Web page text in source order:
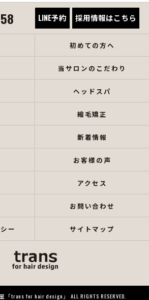
LINE予約 採用情報はこちら
初めての方へ
当サロンのこだわり
ヘッドスパ
縮毛矯正
新着情報
お客様の声
アクセス
お問い合わせ
ー サイトマップ
trans for hair design」 ALL RIGHTS RESERVED.